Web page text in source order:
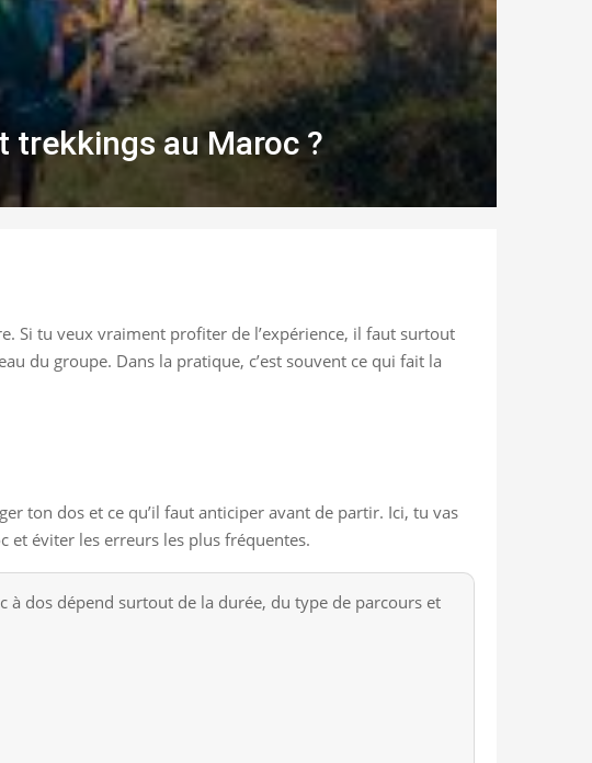
trekkings au Maroc ?
Si tu veux vraiment profiter de l’expérience, il faut surtout
du groupe. Dans la pratique, c’est souvent ce qui fait la
ton dos et ce qu’il faut anticiper avant de partir. Ici, tu vas
et éviter les erreurs les plus fréquentes.
dos dépend surtout de la durée, du type de parcours et